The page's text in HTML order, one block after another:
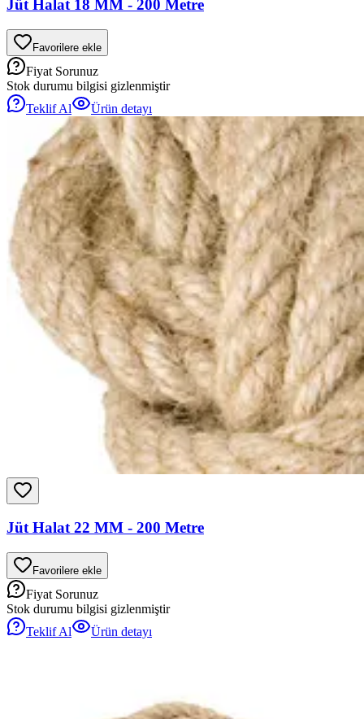
Jüt Halat 18 MM - 200 Metre
Favorilere ekle
Fiyat Sorunuz
Stok durumu bilgisi gizlenmiştir
Teklif Al
Ürün detayı
Jüt Halat 22 MM - 200 Metre
Favorilere ekle
Fiyat Sorunuz
Stok durumu bilgisi gizlenmiştir
Teklif Al
Ürün detayı